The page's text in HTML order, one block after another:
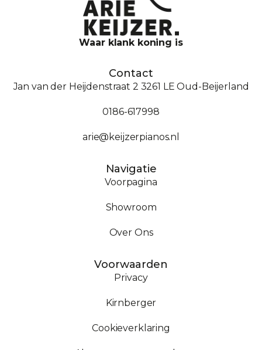
Waar klank koning is
Contact
Jan van der Heijdenstraat 2 3261 LE Oud-Beijerland
0186-617998
arie@keijzerpianos.nl
Navigatie
Voorpagina
Showroom
Over Ons
Voorwaarden
Privacy
Kirnberger
Cookieverklaring